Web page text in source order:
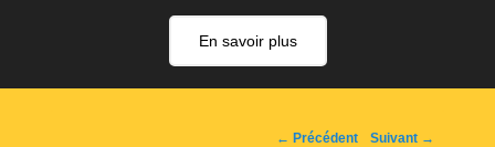
En savoir plus
Navigation
← Précédent Suivant →